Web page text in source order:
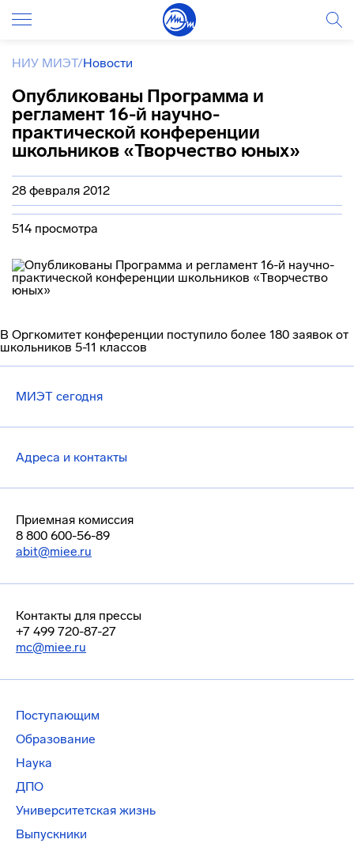
НИУ МИЭТ/Новости
Опубликованы Программа и
регламент 16-й научно-
практической конференции
школьников «Творчество юных»
28 февраля 2012
514 просмотра
В Оргкомитет конференции поступило более 180 заявок от
школьников 5-11 классов
МИЭТ сегодня
Адреса и контакты
Приемная комиссия
8 800 600-56-89
abit@miee.ru
Контакты для прессы
+7 499 720-87-27
mc@miee.ru
Поступающим
Образование
Наука
ДПО
Университетская жизнь
Выпускники